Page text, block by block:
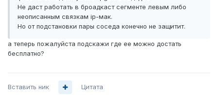
Не даст работать в броадкаст сегменте левым либо
неописанным связкам ip-мак.
Но от подстановки пары соседа конечно не защитит.
а теперь пожалуйста подскажи где ее можно достать
бесплатно?
Вставить ник Цитата